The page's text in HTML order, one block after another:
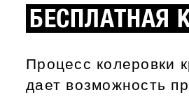
БЕСПЛАТНАЯ
Процесс колеровки
дает возможность